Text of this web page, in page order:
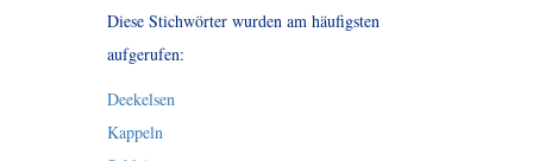
Diese Stichwörter wurden am häufigsten
aufgerufen:
Deekelsen
Kappeln